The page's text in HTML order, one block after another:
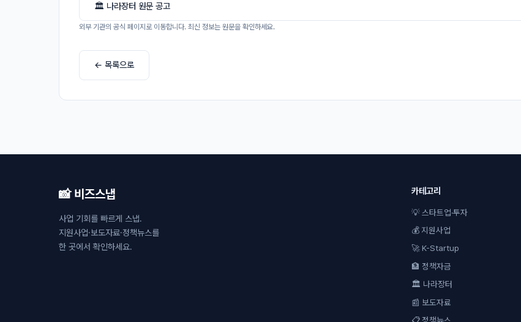
🏛 나라장터 원문 공고
외부 기관의 공식 페이지로 이동합니다. 최신 정보는 원문을 확인하세요.
← 목록으로
📸 비즈스냅
사업 기회를 빠르게 스냅.
지원사업·보도자료·정책뉴스를
한 곳에서 확인하세요.
카테고리
💡 스타트업·투자
💰 지원사업
🚀 K-Startup
🏦 정책자금
🏛 나라장터
📰 보도자료